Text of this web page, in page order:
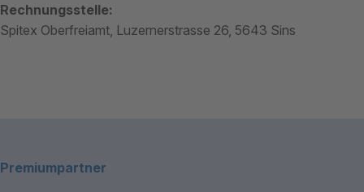
Rechnungsstelle:
Spitex Oberfreiamt, Luzernerstrasse 26, 5643 Sins
Premiumpartner